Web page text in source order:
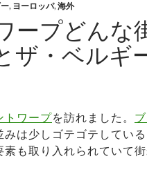
, ヨーロッパ,海外
ープどんな
ザ・ベルギ
トワープを訪れました。
みは少しゴテゴテしてい
素も取り入れられていて